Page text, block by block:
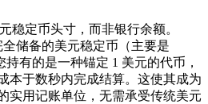
稳定币头寸，而非银行余额。
全储备的美元稳定币（主要是
有的是一种锚定 1 美元的代币，
本于数秒内完成结算。这使其成为
实用记账单位，无需承受传统美元